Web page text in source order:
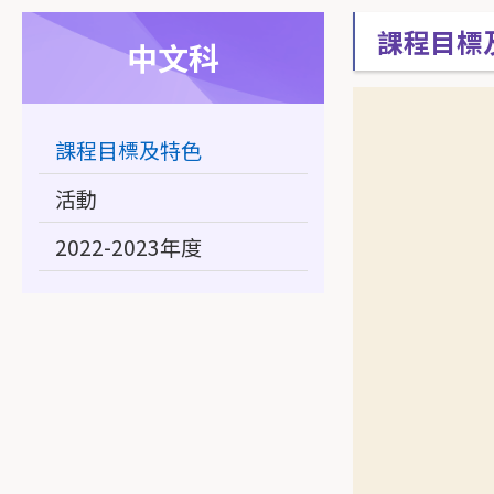
課程目標
中文科
課程目標及特色
活動
2022-2023年度